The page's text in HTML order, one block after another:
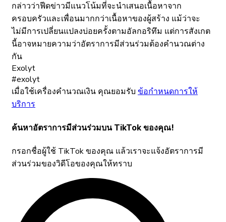
กล่าวว่าฟีดข่าวมีแนวโน้มที่จะนำเสนอเนื้อหาจาก
ครอบครัวและเพื่อนมากกว่าเนื้อหาของผู้สร้าง แม้ว่าจะ
ไม่มีการเปลี่ยนแปลงบ่อยครั้งตามอัลกอริทึม แต่การสังเกต
นี้อาจหมายความว่าอัตราการมีส่วนร่วมต้องคำนวณต่าง
กัน
Exolyt
#exolyt
เมื่อใช้เครื่องคำนวณเงิน คุณยอมรับ ข้อกำหนดการให้
บริการ
ค้นหาอัตราการมีส่วนร่วมบน TikTok ของคุณ!
กรอกชื่อผู้ใช้ TikTok ของคุณ แล้วเราจะแจ้งอัตราการมี
ส่วนร่วมของวิดีโอของคุณให้ทราบ